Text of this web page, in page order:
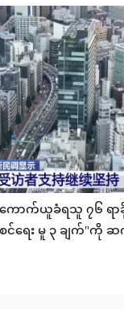
ကောက်ယူခံရသူ ၇၆ ရ
င်ရေး မူ ၃ ချက်"